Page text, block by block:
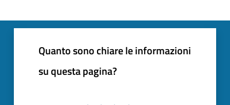
Quanto sono chiare le informazioni
su questa pagina?